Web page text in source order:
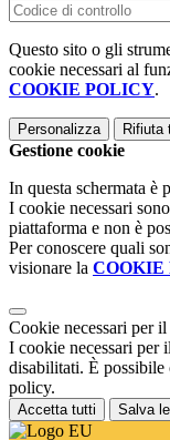
Questo sito o gli
cookie necessari al
COOKIE POLICY.
Personalizza Rifiuta
Gestione cookie
In questa schermata è
I cookie necessari
piattaforma e non è
Per conoscere quali
visionare la COOKIE
Cookie necessari per
I cookie necessari per
disabilitati. È possibile
policy.
Accetta tutti Salva